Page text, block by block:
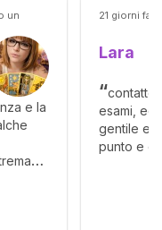
un
e la
21 giorni fa
Lara
contatto
esami, ed
gentile e
punto e